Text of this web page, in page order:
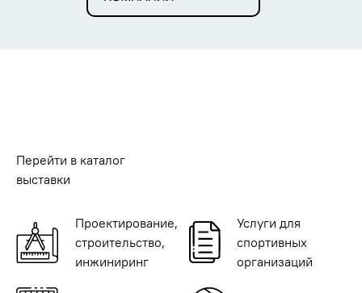
Перейти в каталог
выставки
Проектирование,
строительство,
инжиниринг
Услуги для
спортивных
организаций